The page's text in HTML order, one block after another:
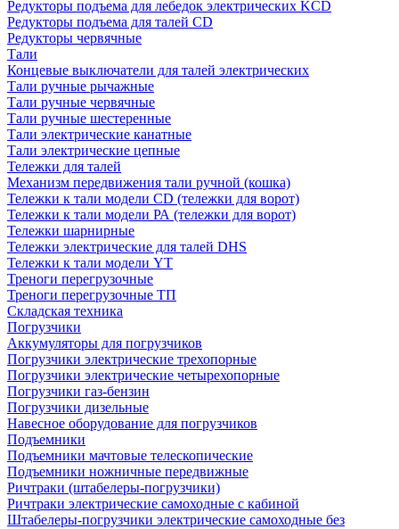
Редукторы подъема для лебедок электрических KCD
Редукторы подъема для талей CD
Редукторы червячные
Тали
Концевые выключатели для талей электрических
Тали ручные рычажные
Тали ручные червячные
Тали ручные шестеренные
Тали электрические канатные
Тали электрические цепные
Тележки для талей
Механизм передвижения тали ручной (кошка)
Тележки к тали модели CD (тележки для ворот)
Тележки к тали модели РА (тележки для ворот)
Тележки шарнирные
Тележки электрические для талей DHS
Тележки к тали модели YT
Треноги перегрузочные
Треноги перегрузочные ТП
Складская техника
Погрузчики
Аккумуляторы для погрузчиков
Погрузчики электрические трехопорные
Погрузчики электрические четырехопорные
Погрузчики газ-бензин
Погрузчики дизельные
Навесное оборудование для погрузчиков
Подъемники
Подъемники мачтовые телескопические
Подъемники ножничные передвижные
Ричтраки (штабелеры-погрузчики)
Ричтраки электрические самоходные с кабиной
Штабелеры-погрузчики электрические самоходные без